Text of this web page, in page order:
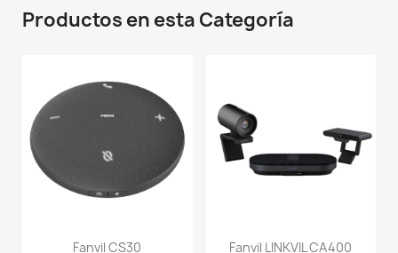
Productos en esta Categoría
Fanvil CS30 Fanvil LINKVIL CA400